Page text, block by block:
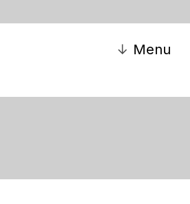
↓ Menu